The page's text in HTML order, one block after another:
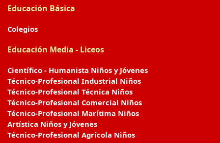
Educación Básica
Colegios
Educación Media - Liceos
Científico - Humanista Niños y Jóvenes
Técnico-Profesional Industrial Niños
Técnico-Profesional Técnica Niños
Técnico-Profesional Comercial Niños
Técnico-Profesional Marítima Niños
Artística Niños y Jóvenes
Técnico-Profesional Agrícola Niños